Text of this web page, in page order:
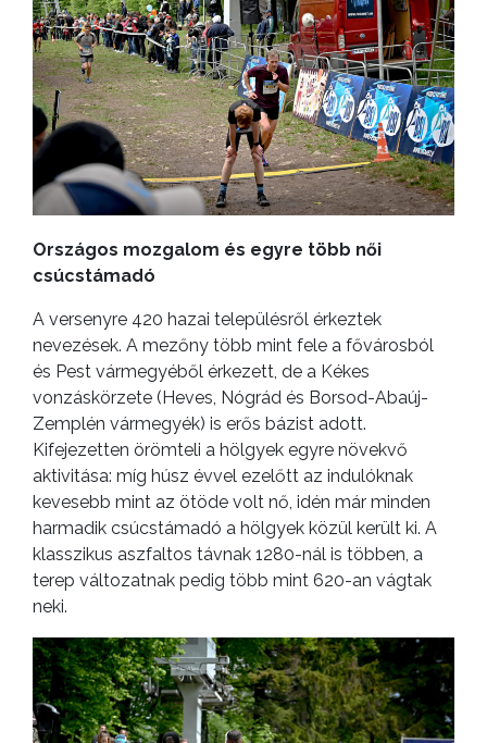
Országos mozgalom és egyre több női
csúcstámadó
A versenyre 420 hazai településről érkeztek
nevezések. A mezőny több mint fele a fővárosból
és Pest vármegyéből érkezett, de a Kékes
vonzáskörzete (Heves, Nógrád és Borsod-Abaúj-
Zemplén vármegyék) is erős bázist adott.
Kifejezetten örömteli a hölgyek egyre növekvő
aktivitása: míg húsz évvel ezelőtt az indulóknak
kevesebb mint az ötöde volt nő, idén már minden
harmadik csúcstámadó a hölgyek közül került ki. A
klasszikus aszfaltos távnak 1280-nál is többen, a
terep változatnak pedig több mint 620-an vágtak
neki.